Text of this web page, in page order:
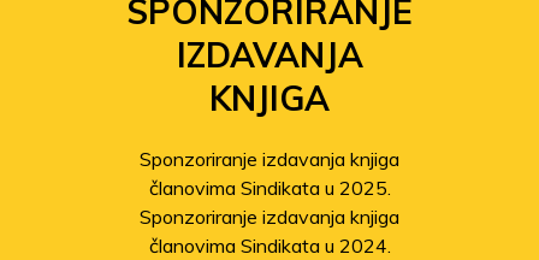
SPONZORIRANJE
IZDAVANJA
KNJIGA
Sponzoriranje izdavanja knjiga
članovima Sindikata u 2025.
Sponzoriranje izdavanja knjiga
članovima Sindikata u 2024.